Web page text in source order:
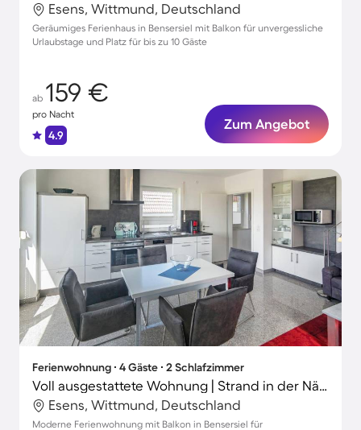
Esens, Wittmund, Deutschland
Geräumiges Ferienhaus in Bensersiel mit Balkon für unvergessliche
Urlaubstage und Platz für bis zu 10 Gäste
ab 159 €
pro Nacht
4.9
Zum Angebot
Ferienwohnung ∙ 4 Gäste ∙ 2 Schlafzimmer
Voll ausgestattete Wohnung | Strand in der Nähe
Esens, Wittmund, Deutschland
Moderne Ferienwohnung mit Balkon in Bensersiel für